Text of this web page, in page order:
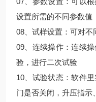
设置所需的不同参数值
08、试样设置：可对
09、连续操作：连续
验，进行二次试验
10、试验状态：软件
门是否关闭，升压指示